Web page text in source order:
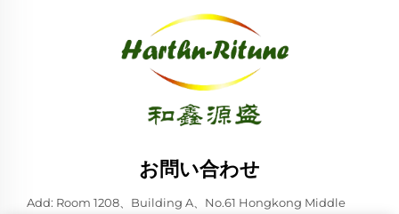
お問い合わせ
Add: Room 1208、Building A、No.61 Hongkong Middle